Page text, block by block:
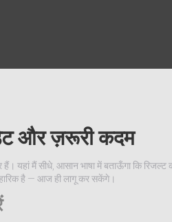
और ज़रूरी कदम
हैं। यहां मैं सीधे, आसान भाषा में बताऊँगा कि
है — आज ही लागू कर सकेंगे।